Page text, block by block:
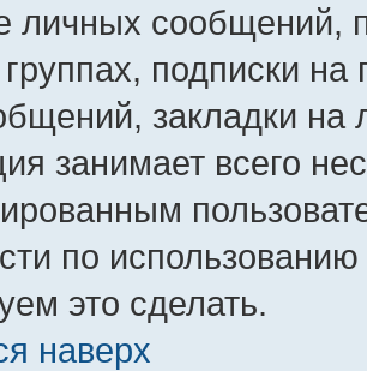
личных сообщений,
группах, подписки
закладки
занимает всего
по
это сделать.
наверх